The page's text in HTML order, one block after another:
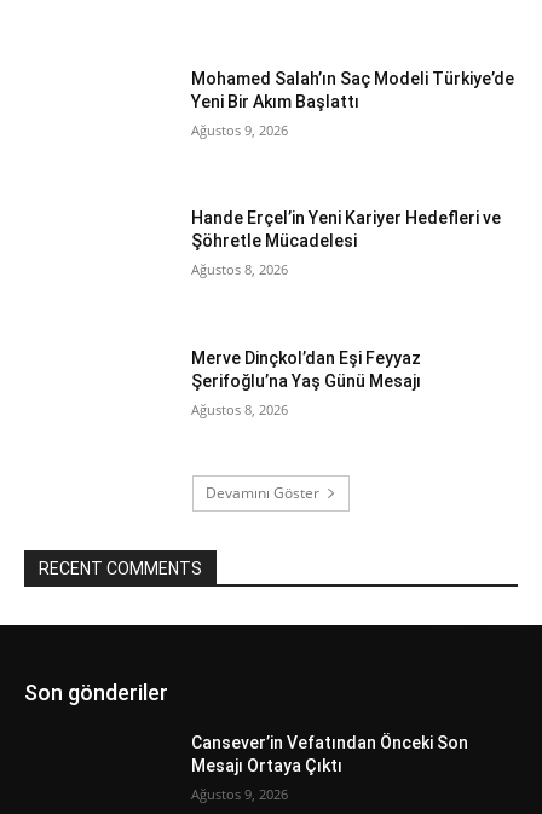
Mohamed Salah’ın Saç Modeli Türkiye’de
Yeni Bir Akım Başlattı
Ağustos 9, 2026
Hande Erçel’in Yeni Kariyer Hedefleri ve
Şöhretle Mücadelesi
Ağustos 8, 2026
Merve Dinçkol’dan Eşi Feyyaz
Şerifoğlu’na Yaş Günü Mesajı
Ağustos 8, 2026
Devamını Göster
RECENT COMMENTS
Son gönderiler
Cansever’in Vefatından Önceki Son
Mesajı Ortaya Çıktı
Ağustos 9, 2026